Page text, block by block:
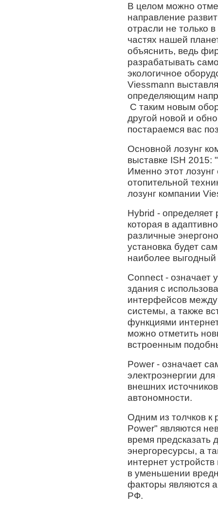
В целом можно
направление
отрасли не только
частях нашей
объяснить, ведь
разрабатывать
экологичное
Viessmann
определяющим
С таким новым
другой новой и
постараемся вас
Основной лозунг
выставке ISH 2015:
Именно этот
отопительной
лозунг компании
Hybrid - определяет
которая в
различные
установка будет
наиболее выгодный
Connect - означает
здания с
интерфейсов
системы, а также
функциями
можно отметить
встроенным
Power - означает
электроэнергии
внешних
автономности.
Одним из толчков к
Power" являются
время предсказать
энергоресурсы, а
интернет
в уменьшении
факторы являются
РФ.